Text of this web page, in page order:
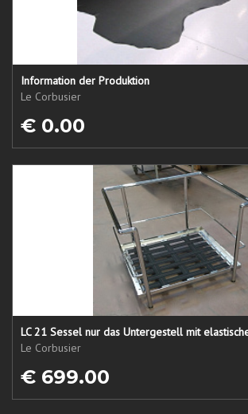
Information der Produktion
Le Corbusier
€ 0.00
LC 21 Sessel nur das Untergestell mit
Le Corbusier
€ 699.00